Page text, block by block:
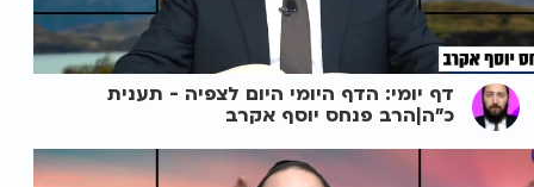
דף יומי: הדף היומי היום לצפיה - תענית
כ"ה|הרב פנחס יוסף אקרב